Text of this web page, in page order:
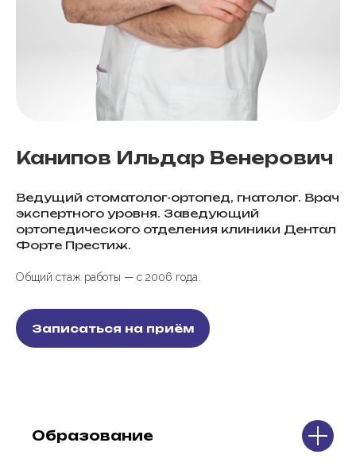
Канипов Ильдар Венерович
Ведущий стоматолог-ортопед, гнатолог. Врач
экспертного уровня. Заведующий
ортопедического отделения клиники Дентал
Форте Престиж.
Общий стаж работы — с 2006 года.
Записаться на приём
Образование